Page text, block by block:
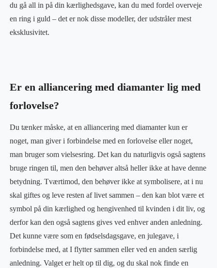
du gå all in på din kærlighedsgave, kan du med fordel overveje
en ring i guld – det er nok disse modeller, der udstråler mest
eksklusivitet.
Er en alliancering med diamanter lig med
forlovelse?
Du tænker måske, at en alliancering med diamanter kun er
noget, man giver i forbindelse med en forlovelse eller noget,
man bruger som vielsesring. Det kan du naturligvis også sagtens
bruge ringen til, men den behøver altså heller ikke at have denne
betydning. Tværtimod, den behøver ikke at symbolisere, at i nu
skal giftes og leve resten af livet sammen – den kan blot være et
symbol på din kærlighed og hengivenhed til kvinden i dit liv, og
derfor kan den også sagtens gives ved enhver anden anledning.
Det kunne være som en fødselsdagsgave, en julegave, i
forbindelse med, at I flytter sammen eller ved en anden særlig
anledning. Valget er helt op til dig, og du skal nok finde en